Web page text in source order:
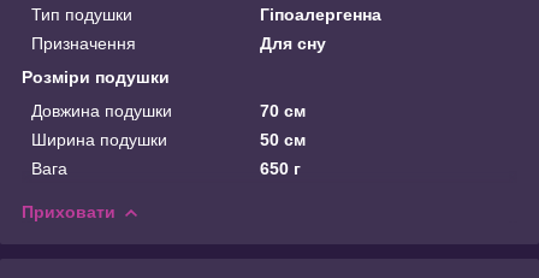
Тип подушки
Гіпоалергенна
Призначення
Для сну
Розміри подушки
Довжина подушки
70 см
Ширина подушки
50 см
Вага
650 г
Приховати